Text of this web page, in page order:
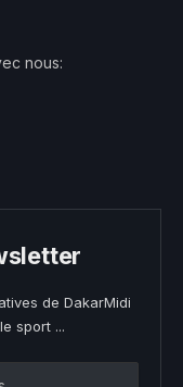
nous:
de DakarMidi
sport ...